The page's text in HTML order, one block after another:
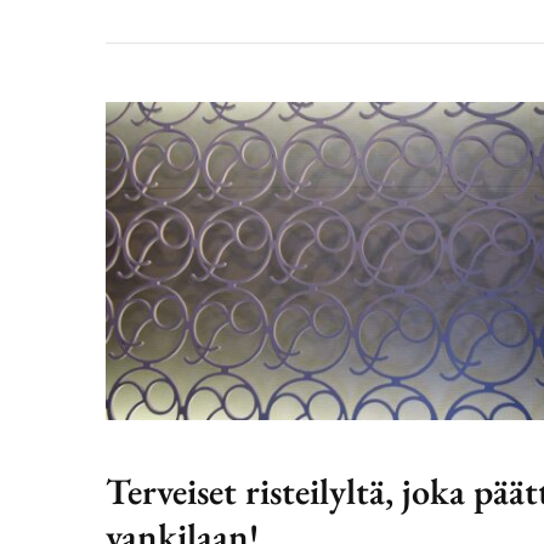
Terveiset risteilyltä, joka